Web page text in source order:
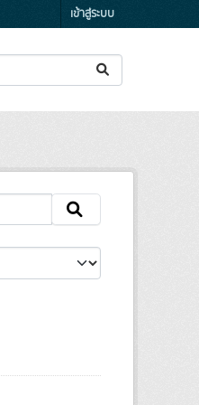
เข้าสู่ระบบ